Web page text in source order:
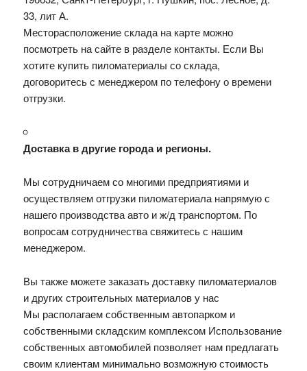
33, лит А.
Месторасположение склада на карте можно
посмотреть на сайте в разделе контакты. Если Вы
хотите купить пиломатериалы со склада,
договоритесь с менеджером по телефону о времени
отгрузки.
Доставка в другие города и регионы.
Мы сотрудничаем со многими предприятиями и
осуществляем отгрузки пиломатериала напрямую с
нашего производства авто и ж/д транспортом. По
вопросам сотрудничества свяжитесь с нашим
менеджером.
Вы также можете заказать доставку пиломатериалов
и других строительных материалов у нас
Мы располагаем собственным автопарком и
собственными складским комплексом Использование
собственных автомобилей позволяет нам предлагать
своим клиентам минимально возможную стоимость